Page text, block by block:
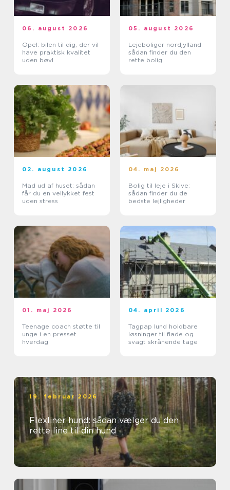
06. august 2026
Opel: bilen til dig, der vil
have praktisk kvalitet
uden bøvl
05. august 2026
Lejeboliger nordjylland
sådan finder du den
rette bolig
02. august 2026
Mad ud af huset: sådan
får du en vellykket fest
uden stress
04. maj 2026
Bolig til leje i Skive:
sådan finder du de
bedste lejligheder
01. maj 2026
Teenage coach støtte til
unge i en presset
hverdag
04. april 2026
Tagpap lund holdbare
løsninger til flade og
svagt skrånende tage
19. februar 2026
Flexliner hund: sådan vælger du den
rette line til din hund